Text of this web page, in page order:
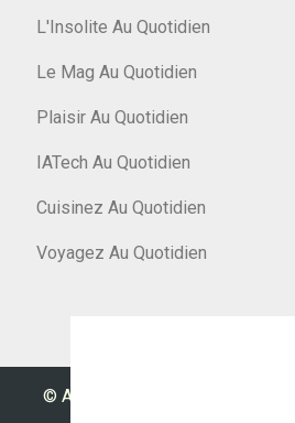
L'Insolite Au Quotidien
Le Mag Au Quotidien
Plaisir Au Quotidien
IATech Au Quotidien
Cuisinez Au Quotidien
Voyagez Au Quotidien
© Argent Au Quotidien 2026